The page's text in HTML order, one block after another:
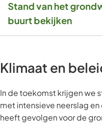
Stand van het
buurt bekijken
Klimaat en
In de toekomst krijgen we
met intensieve neerslag
heeft gevolgen voor de